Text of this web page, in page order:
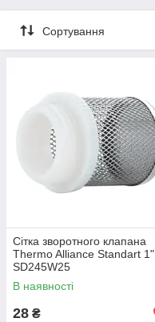
Сортування
Сітка зворотного клапана
Thermo Alliance Standart 1"
SD245W25
В наявності
28 ₴